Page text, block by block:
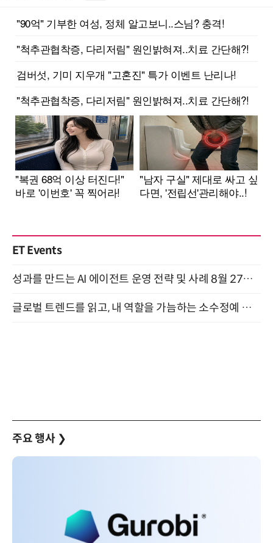
ET Events
성과를 만드는 AI 에이전트 운영 전략 및 사례 8월 27일 개최
글로벌 트렌드를 읽고, 내 역할을 가늠하는 소수정예 실습 워크숍 (8/28)
주요 행사 ❯